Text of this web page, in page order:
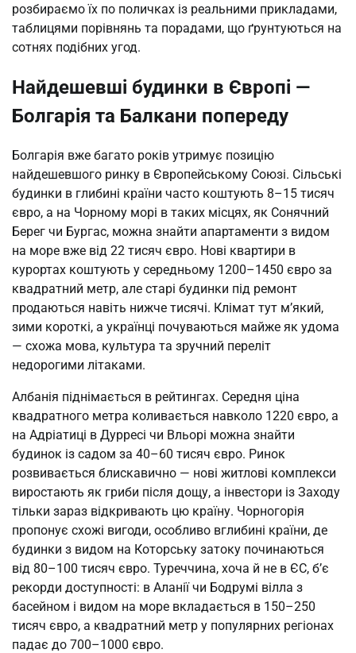
розбираємо їх по поличках із реальними прикладами,
таблицями порівнянь та порадами, що ґрунтуються на
сотнях подібних угод.
Найдешевші будинки в Європі —
Болгарія та Балкани попереду
Болгарія вже багато років утримує позицію
найдешевшого ринку в Європейському Союзі. Сільські
будинки в глибині країни часто коштують 8–15 тисяч
євро, а на Чорному морі в таких місцях, як Сонячний
Берег чи Бургас, можна знайти апартаменти з видом
на море вже від 22 тисяч євро. Нові квартири в
курортах коштують у середньому 1200–1450 євро за
квадратний метр, але старі будинки під ремонт
продаються навіть нижче тисячі. Клімат тут м’який,
зими короткі, а українці почуваються майже як удома
— схожа мова, культура та зручний переліт
недорогими літаками.
Албанія піднімається в рейтингах. Середня ціна
квадратного метра коливається навколо 1220 євро, а
на Адріатиці в Дурресі чи Вльорі можна знайти
будинок із садом за 40–60 тисяч євро. Ринок
розвивається блискавично — нові житлові комплекси
виростають як гриби після дощу, а інвестори із Заходу
тільки зараз відкривають цю країну. Чорногорія
пропонує схожі вигоди, особливо вглибині країни, де
будинки з видом на Которську затоку починаються
від 80–100 тисяч євро. Туреччина, хоча й не в ЄС, б’є
рекорди доступності: в Аланії чи Бодрумі вілла з
басейном і видом на море вкладається в 150–250
тисяч євро, а квадратний метр у популярних регіонах
падає до 700–1000 євро.